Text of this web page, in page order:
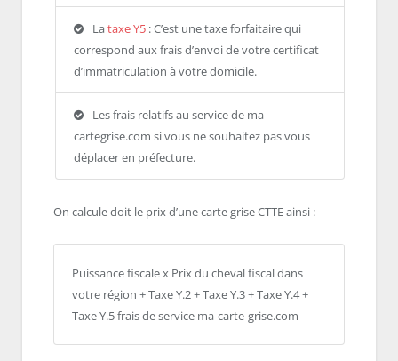
Lataxe Y5 : C’est une taxe forfaitaire qui
correspond aux frais d’envoi de votre certificat
d’immatriculation à votre domicile.
Les frais relatifs au service de ma-
cartegrise.com si vous ne souhaitez pas vous
déplacer en préfecture.
On calcule doit le prix d’une carte grise CTTE ainsi :
Puissance fiscale x Prix du cheval fiscal dans
votre région + Taxe Y.2 + Taxe Y.3 + Taxe Y.4 +
Taxe Y.5 frais de service ma-carte-grise.com